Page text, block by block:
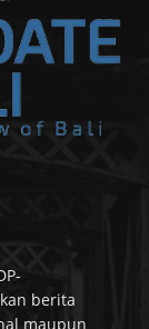
berita
maupun